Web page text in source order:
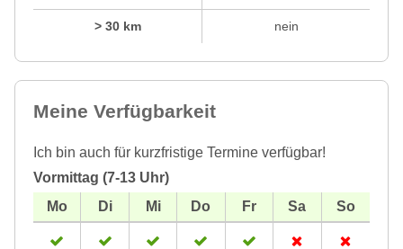
> 30 km nein
Meine Verfügbarkeit
Ich bin auch für kurzfristige Termine verfügbar!
Vormittag (7-13 Uhr)